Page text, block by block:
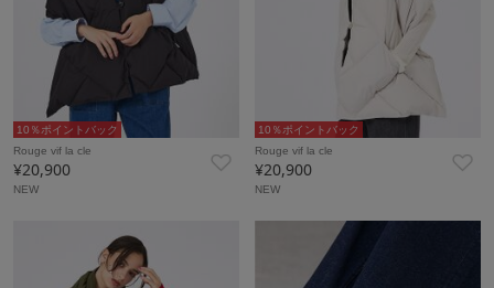
10％ポイントバック
Rouge vif la cle
¥20,900
NEW
10％ポイントバック
Rouge vif la cle
¥20,900
NEW